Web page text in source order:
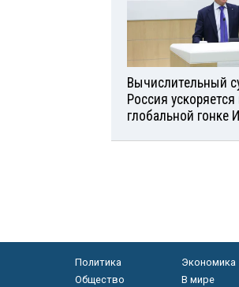
Вычислительный
Россия ускоряется
глобальной гонке
Политика
Экономика
Общество
В мире